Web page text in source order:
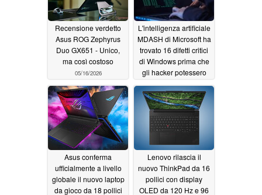
Recensione verdetto
Asus ROG Zephyrus
Duo GX651 - Unico,
ma così costoso
05/16/2026
L'intelligenza artificiale
MDASH di Microsoft ha
trovato 16 difetti critici
di Windows prima che
gli hacker potessero
05/16/2026
Asus conferma
ufficialmente a livello
globale il nuovo laptop
da gioco da 18 pollici
Lenovo rilascia il
nuovo ThinkPad da 16
pollici con display
OLED da 120 Hz e 96